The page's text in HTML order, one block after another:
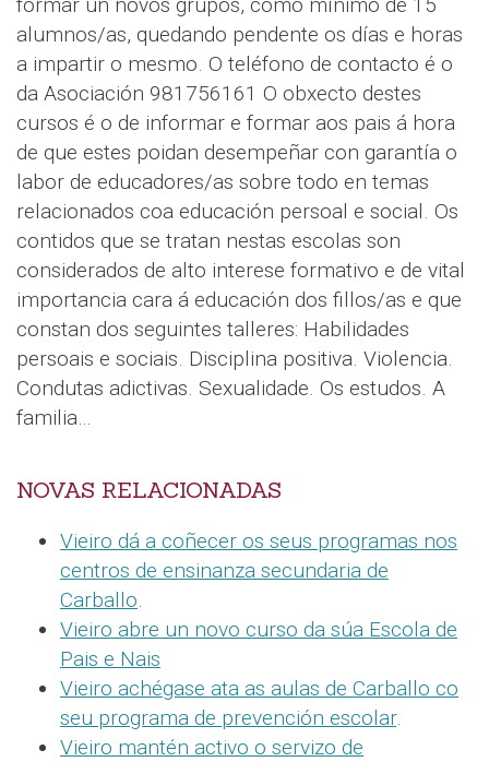
formar un novos grupos, como mínimo de 15
alumnos/as, quedando pendente os días e horas
a impartir o mesmo. O teléfono de contacto é o
da Asociación 981756161 O obxecto destes
cursos é o de informar e formar aos pais á hora
de que estes poidan desempeñar con garantía o
labor de educadores/as sobre todo en temas
relacionados coa educación persoal e social. Os
contidos que se tratan nestas escolas son
considerados de alto interese formativo e de vital
importancia cara á educación dos fillos/as e que
constan dos seguintes talleres: Habilidades
persoais e sociais. Disciplina positiva. Violencia.
Condutas adictivas. Sexualidade. Os estudos. A
familia…
NOVAS RELACIONADAS
Vieiro dá a coñecer os seus programas nos
centros de ensinanza secundaria de
Carballo.
Vieiro abre un novo curso da súa Escola de
Pais e Nais
Vieiro achégase ata as aulas de Carballo co
seu programa de prevención escolar.
Vieiro mantén activo o servizo de